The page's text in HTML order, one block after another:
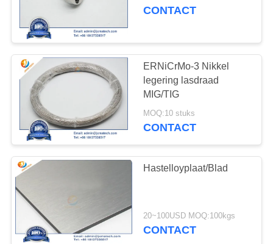
zirconiumbuis
67
Zirkonium plaat
ijzerlegeringen
CONTACT
ERNiCrMo-3 Nikkel
legering lasdraad
MIG/TIG
MOQ:10 stuks
CONTACT
Hastelloyplaat/Blad
20~100USD MOQ:100kgs
CONTACT